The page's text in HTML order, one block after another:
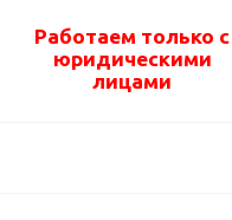
Работаем только с
юридическими
лицами